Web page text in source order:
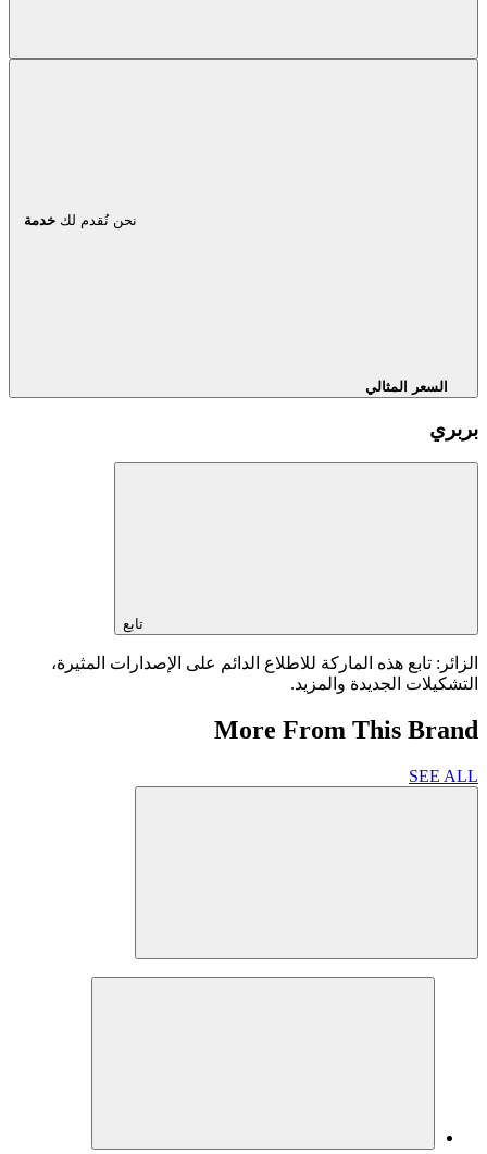
نحن نُقدم لك خدمة
السعر المثالي
بربري
تابع
الزائر: تابع هذه الماركة للاطلاع الدائم على الإصدارات المثيرة،
التشكيلات الجديدة والمزيد.
More From This Brand
SEE ALL